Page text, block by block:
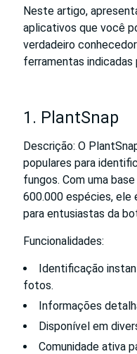
Neste artigo,
aplicativos que você
verdadeiro
ferramentas indicadas
1. PlantSnap
Descrição: O
populares para
fungos. Com uma
600.000 espécies, ele
para entusiastas da
Funcionalidades:
Identificação
fotos.
Informações
Disponível em
Comunidade ativa